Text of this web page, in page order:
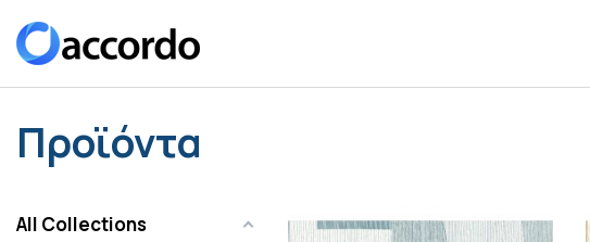
Προϊόντα
All Collections